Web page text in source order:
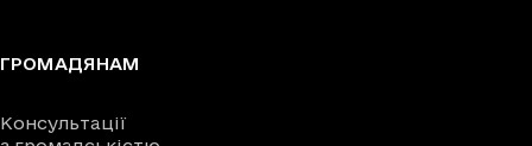
ГРОМАДЯНАМ
Консультації